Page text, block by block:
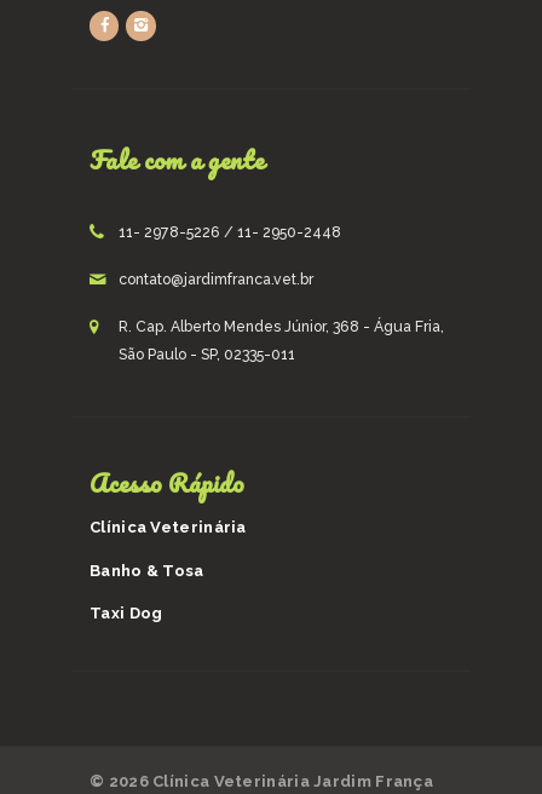
Fale com a gente
11- 2978-5226 / 11- 2950-2448
contato@jardimfranca.vet.br
R. Cap. Alberto Mendes Júnior, 368 - Água Fria,
São Paulo - SP, 02335-011
Acesso Rápido
Clínica Veterinária
Banho & Tosa
Taxi Dog
© 2026 Clínica Veterinária Jardim França